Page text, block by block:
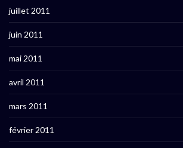
juillet 2011
juin 2011
mai 2011
avril 2011
mars 2011
février 2011